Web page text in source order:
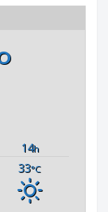
14h
33°C